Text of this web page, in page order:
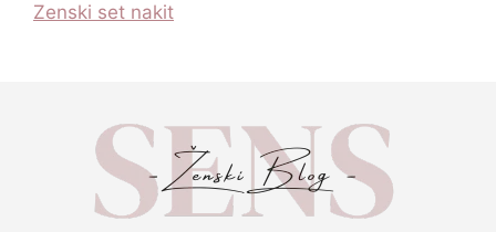
Zenski set nakit